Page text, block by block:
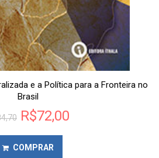
e a Política para a Fronteira no
Brasil
R$72,00
COMPRAR